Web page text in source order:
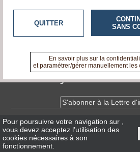
annuaire
Accès
tvlocale.fr
Contactez-nous
A propos de tvlocale.fr
Devenir délégué
S'abonner à la Lettre
InfosCNIL/RGPD
Conditions Générales d'Utilisation
Pour poursuivre votre navigation sur
vous devez acceptez l’utilisation des
cookies nécessaires à son
fonctionnement.
QUITTER
SANS
En savoir plus sur la
et paramétrer/gérer manuellement les